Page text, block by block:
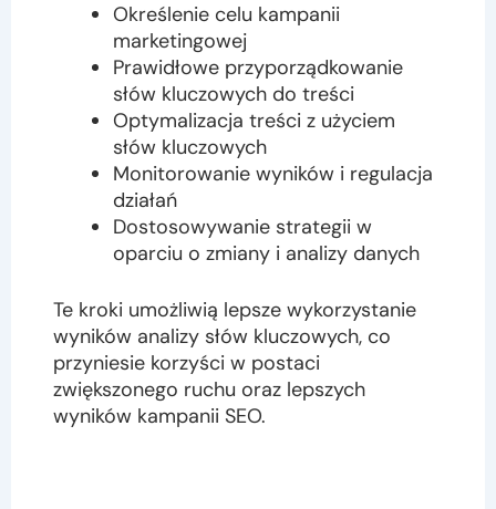
Określenie celu kampanii
marketingowej
Prawidłowe przyporządkowanie
słów kluczowych do treści
Optymalizacja treści z użyciem
słów kluczowych
Monitorowanie wyników i regulacja
działań
Dostosowywanie strategii w
oparciu o zmiany i analizy danych
Te kroki umożliwią lepsze wykorzystanie
wyników analizy słów kluczowych, co
przyniesie korzyści w postaci
zwiększonego ruchu oraz lepszych
wyników kampanii SEO.